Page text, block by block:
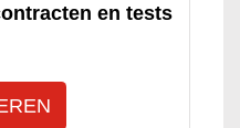
en tests